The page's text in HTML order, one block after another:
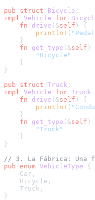
pub
struct Bicycle
impl
Vehicle for
fn
drive (&self ) {
println! (
    }
fn
get_type (&self )
"Bicycle"
    }
}
pub
struct Truck
impl
Vehicle for Truck
fn
drive (&self ) {
println! (
    }
fn
get_type (&self )
"Truck"
    }
}
// 3. La Fábrica: Una
pub enum VehicleType {
    Car,
    Bicycle,
    Truck,
}